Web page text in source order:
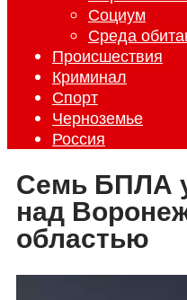
Социум
Среда
Происшествия
Криминал
Спорт
Черноземье
Россия
Семь БПЛА
над
областью